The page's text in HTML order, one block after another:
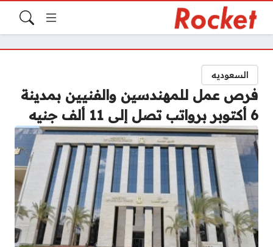
السعوديه
فرص عمل للمهندسين والفنيين بمدينة
6 أكتوبر برواتب تصل إلى 11 ألف جنيه